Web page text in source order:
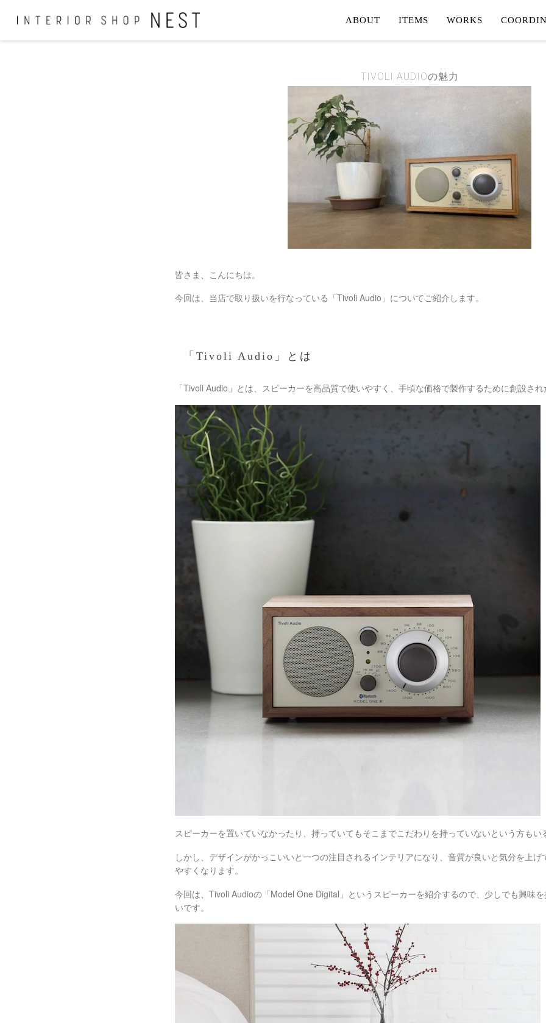
ABOUT ITEMS
LIGHTING
WORKS
TIVOLI AUDIOの魅力
皆さま、こんにちは。
今回は、当店で取り扱いを行なっている「Tivoli Audio」についてご紹介します。
「Tivoli Audio」とは
「Tivoli Audio」とは、スピーカーを高品質で使いやすく、手頃な価格で製作するために創設され
スピーカーを置いていなかったり、持っていてもそこまでこだわりを持っていないという方もい
しかし、デザインがかっこいいと一つの注目されるインテリアになり、音質が良いと気分を上げ
やすくなります。
今回は、Tivoli Audioの「Model One Digital」というスピーカーを紹介するので、少しでも興味
いです。